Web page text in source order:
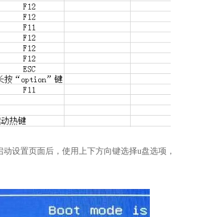
设置页面后，使用上下方向键选择u盘选项，